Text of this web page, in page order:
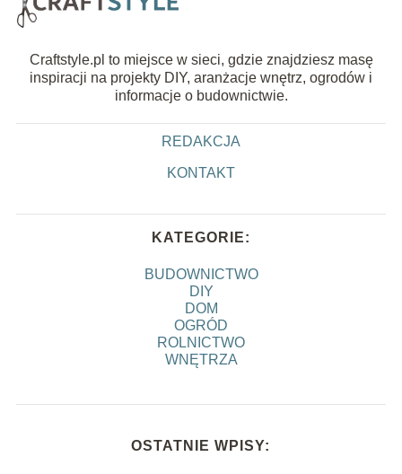
Craftstyle.pl to miejsce w sieci, gdzie znajdziesz masę
inspiracji na projekty DIY, aranżacje wnętrz, ogrodów i
informacje o budownictwie.
REDAKCJA
KONTAKT
KATEGORIE:
BUDOWNICTWO
DIY
DOM
OGRÓD
ROLNICTWO
WNĘTRZA
OSTATNIE WPISY: